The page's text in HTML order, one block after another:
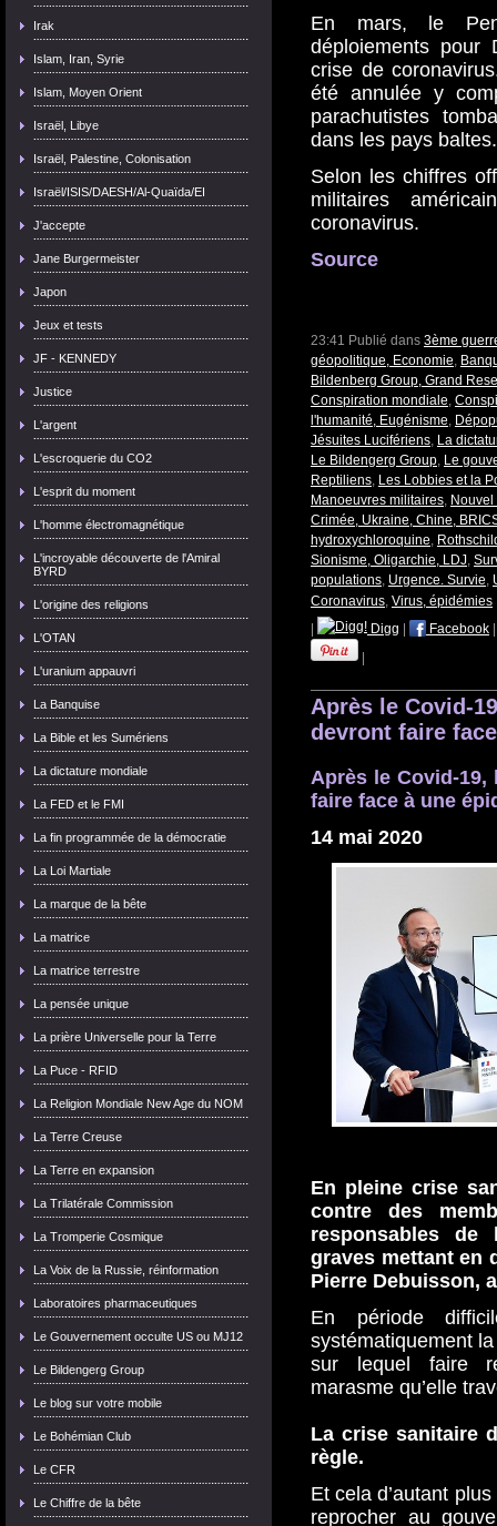
Irak
Islam, Iran, Syrie
Islam, Moyen Orient
Israël, Libye
Israël, Palestine, Colonisation
Israël/ISIS/DAESH/Al-Quaïda/EI
J'accepte
Jane Burgermeister
Japon
Jeux et tests
JF - KENNEDY
Justice
L'argent
L'escroquerie du CO2
L'esprit du moment
L'homme électromagnétique
L'incroyable découverte de l'Amiral
BYRD
L'origine des religions
L'OTAN
L'uranium appauvri
La Banquise
La Bible et les Sumériens
La dictature mondiale
La FED et le FMI
La fin programmée de la démocratie
La Loi Martiale
La marque de la bête
La matrice
La matrice terrestre
La pensée unique
La prière Universelle pour la Terre
La Puce - RFID
La Religion Mondiale New Age du NOM
La Terre Creuse
La Terre en expansion
La Trilatérale Commission
La Tromperie Cosmique
La Voix de la Russie, réinformation
Laboratoires pharmaceutiques
Le Gouvernement occulte US ou MJ12
Le Bildengerg Group
Le blog sur votre mobile
Le Bohémian Club
Le CFR
Le Chiffre de la bête
En mars, le
déploiements pour
crise de
été annulée y
parachutistes
dans les pays baltes.
Selon les chiffres
militaires
coronavirus.
Source
23:41 Publié dans 3ème
géopolitique, Economie,
Bildenberg Group, Grand
Conspiration mondiale,
l'humanité, Eugénisme,
Jésuites Lucifériens, La
Le Bildengerg Group, Le
Reptiliens, Les Lobbies et la
Manoeuvres militaires,
Crimée, Ukraine, Chine,
hydroxychloroquine,
Sionisme, Oligarchie, LDJ,
populations, Urgence. Survie,
Coronavirus, Virus, épidémies
Digg Facebook
Après le Covid-
devront faire
Après le Covid-19,
faire face à une
14 mai 2020
En pleine crise
contre des
responsables de
graves mettant en
Pierre Debuisson,
En période
systématiquement
sur lequel faire
marasme qu’elle
La crise sanitaire
règle.
Et cela d’autant
reprocher au